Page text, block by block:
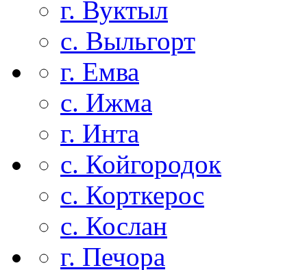
г. Вуктыл
с. Выльгорт
г. Емва
с. Ижма
г. Инта
с. Койгородок
с. Корткерос
с. Кослан
г. Печора